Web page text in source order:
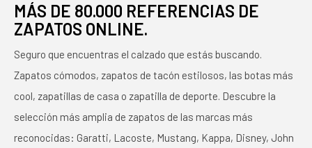
MÁS DE 80.000 REFERENCIAS DE
ZAPATOS ONLINE.
Seguro que encuentras el calzado que estás buscando.
Zapatos cómodos, zapatos de tacón estilosos, las botas más
cool, zapatillas de casa o zapatilla de deporte. Descubre la
selección más amplia de zapatos de las marcas más
reconocidas: Garatti, Lacoste, Mustang, Kappa, Disney, John